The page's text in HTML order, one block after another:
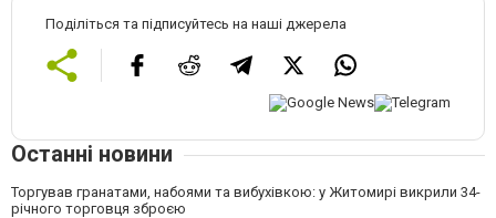
Поділіться та підписуйтесь на наші джерела
Останні новини
Торгував гранатами, набоями та вибухівкою: у Житомирі викрили 34-
річного торговця зброєю